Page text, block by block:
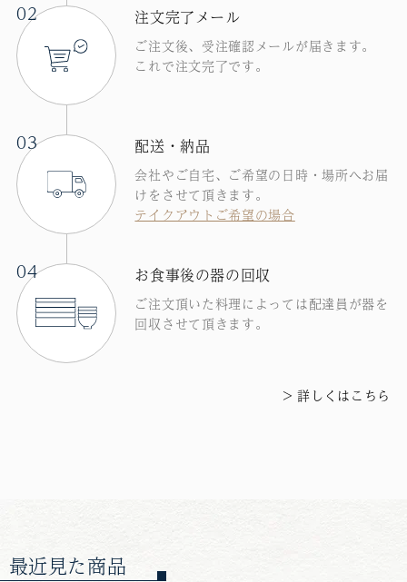
02 注文完了メール
ご注文後、受注確認メールが届きます。
これで注文完了です。
03 配送・納品
会社やご自宅、ご希望の日時・場所へお届
けをさせて頂きます。
テイクアウトご希望の場合
04 お食事後の器の回収
ご注文頂いた料理によっては配達員が器を
回収させて頂きます。
詳しくはこちら
最近見た商品